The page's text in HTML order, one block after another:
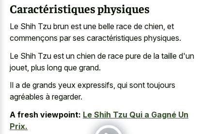
Caractéristiques physiques
Le Shih Tzu brun est une belle race de chien, et
commençons par ses caractéristiques physiques.
Le Shih Tzu est un chien de race pure de la taille d'un
jouet, plus long que grand.
Il a de grands yeux expressifs, qui sont toujours
agréables à regarder.
A fresh viewpoint: Le Shih Tzu Qui a Gagné Un
Prix.